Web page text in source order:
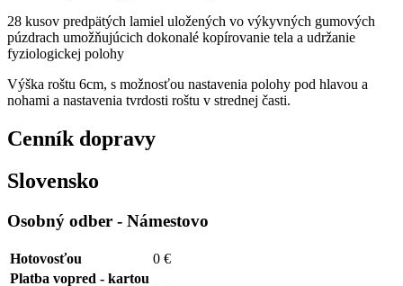
28 kusov predpätých lamiel uložených vo výkyvných gumových
púzdrach umožňujúcich dokonalé kopírovanie tela a udržanie
fyziologickej polohy
Výška roštu 6cm, s možnosťou nastavenia polohy pod hlavou a
nohami a nastavenia tvrdosti roštu v strednej časti.
Cenník dopravy
Slovensko
Osobný odber - Námestovo
Hotovosťou
0 €
Platba vopred - kartou